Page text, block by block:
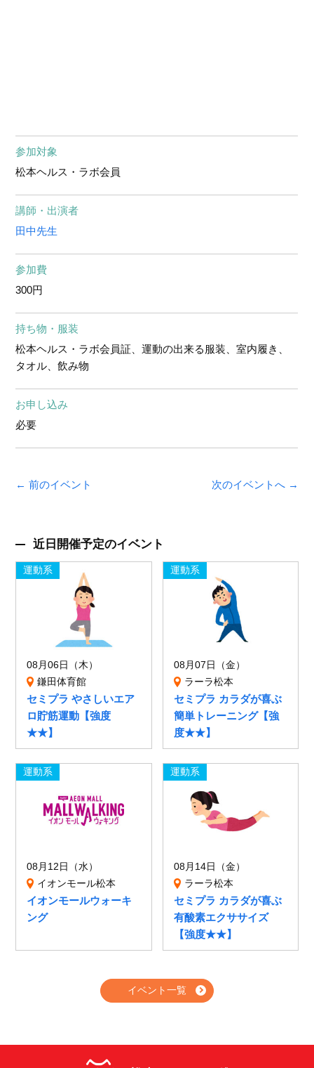
参加対象
松本ヘルス・ラボ会員
講師・出演者
田中先生
参加費
300円
持ち物・服装
松本ヘルス・ラボ会員証、運動の出来る服装、室内履き、
タオル、飲み物
お申し込み
必要
← 前のイベント 次のイベントへ →
近日開催予定のイベント
運動系
08月06日（木）
鎌田体育館
セミプラ やさしいエア
ロ貯筋運動【強度
★★】
運動系
08月07日（金）
ラーラ松本
セミプラ カラダが喜ぶ
簡単トレーニング【強
度★★】
運動系
08月12日（水）
イオンモール松本
イオンモールウォーキ
ング
運動系
08月14日（金）
ラーラ松本
セミプラ カラダが喜ぶ
有酸素エクササイズ
【強度★★】
イベント一覧